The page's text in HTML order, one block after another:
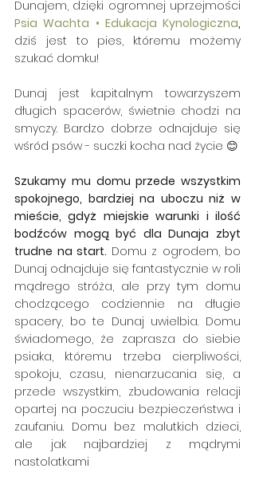
Psia Wachta • Edukacja Kynologiczna
dziś jest to pies, któremu możemy
szukać domku!
Dunaj jest kapitalnym towarzyszem
długich spacerów, świetnie chodzi na
smyczy. Bardzo dobrze odnajduje się
wśród psów - suczki kocha nad życie 😊
Szukamy mu domu przede wszystkim
spokojnego, bardziej na uboczu niż w
mieście, gdyż miejskie warunki i ilość
bodźców mogą być dla Dunaja zbyt
trudne na start. Domu z ogrodem, bo
Dunaj odnajduje się fantastycznie w roli
mądrego stróża, ale przy tym domu
chodzącego codziennie na długie
spacery, bo te Dunaj uwielbia. Domu
świadomego, że zaprasza do siebie
psiaka, któremu trzeba cierpliwości,
spokoju, czasu, nienarzucania się, a
przede wszystkim, zbudowania relacji
opartej na poczuciu bezpieczeństwa i
zaufaniu. Domu bez malutkich dzieci,
ale jak najbardziej z mądrymi
nastolatkami